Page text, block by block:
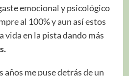
emocional y psicológico
al 100% y aun así estos
vida en la pista dando más
años me puse detrás de un